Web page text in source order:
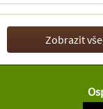
Zobrazit